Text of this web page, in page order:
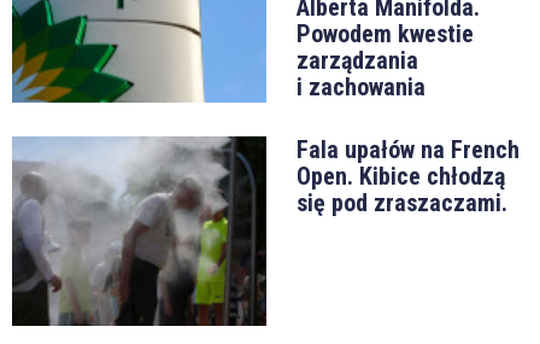
Alberta Manifolda.
Powodem kwestie
zarządzania
i zachowania
Fala upałów na French
Open. Kibice chłodzą
się pod zraszaczami.